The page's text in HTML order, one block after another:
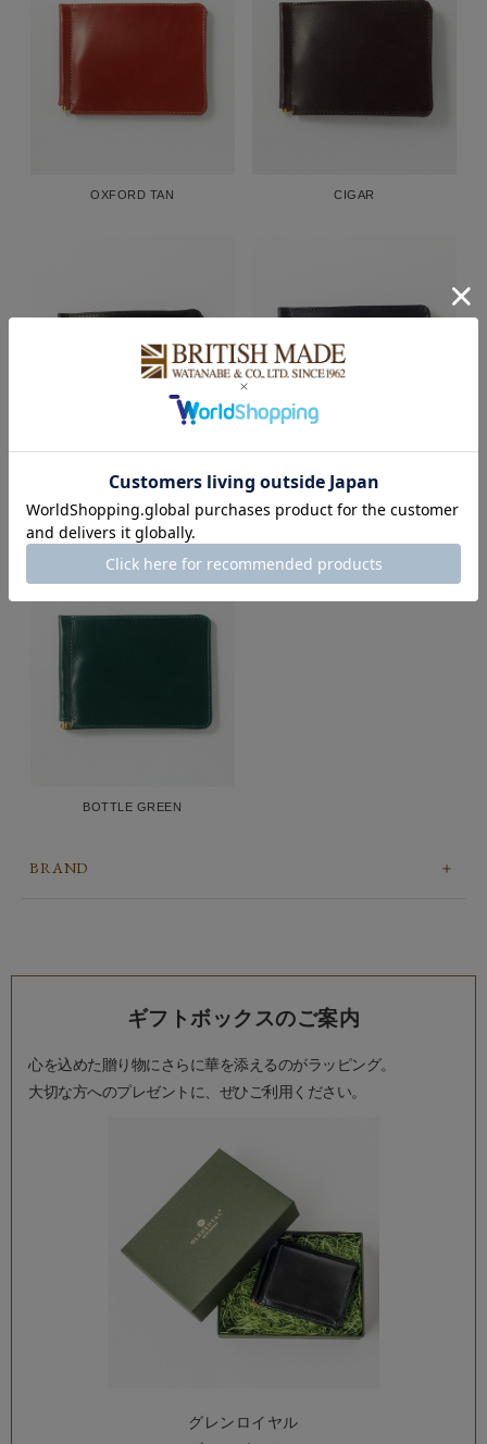
OXFORD TAN CIGAR
BOTTLE GREEN
BRAND
ギフトボックスのご案内
心を込めた贈り物にさらに華を添えるのがラッピング。
大切な方へのプレゼントに、ぜひご利用ください。
グレンロイヤル